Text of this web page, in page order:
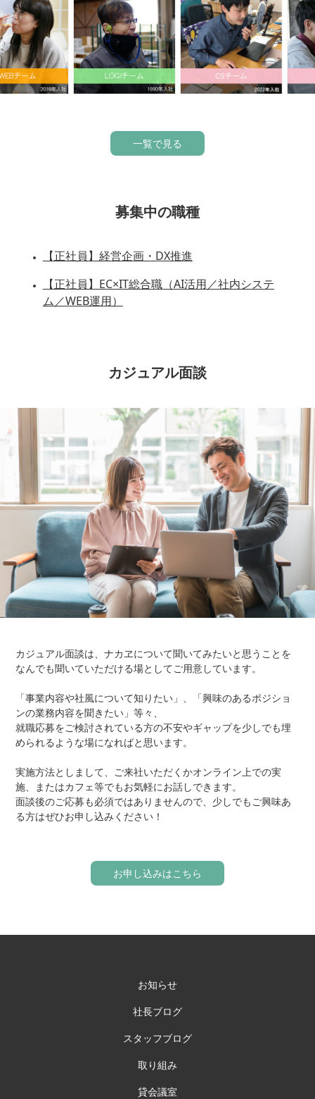
一覧で見る
募集中の職種
【正社員】経営企画・DX推進
【正社員】EC×IT総合職（AI活用／社内システ
ム／WEB運用）
カジュアル面談
カジュアル面談は、ナカヱについて聞いてみたいと思うことを
なんでも聞いていただける場としてご用意しています。
「事業内容や社風について知りたい」、「興味のあるポジショ
ンの業務内容を聞きたい」等々、
就職応募をご検討されている方の不安やギャップを少しでも埋
められるような場になればと思います。
実施方法としまして、ご来社いただくかオンライン上での実
施、またはカフェ等でもお気軽にお話しできます。
面談後のご応募も必須ではありませんので、少しでもご興味あ
る方はぜひお申し込みください！
お申し込みはこちら
お知らせ
社長ブログ
スタッフブログ
取り組み
貸会議室